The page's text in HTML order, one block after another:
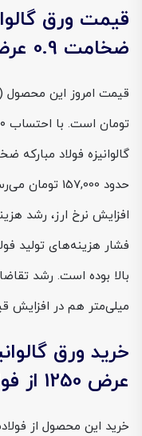
قیمت ورق
ضخامت 0.9 عرض 1250
حدود 157,000
افزایش نرخ ارز، رشد
فشار هزینه‌های تولید
میلی‌متر هم در افزایش
عرض 1250 از فولادسل
خرید این محصول از